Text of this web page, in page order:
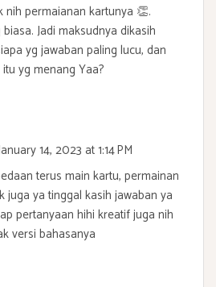
nih permaianan kartunya 👏.
Jadi maksudnya dikasih
yg jawaban paling lucu, dan
yg menang Yaa?
14, 2023 at 1:14 PM
terus main kartu, permainan
juga ya tinggal kasih jawaban ya
pertanyaan hihi kreatif juga nih
versi bahasanya